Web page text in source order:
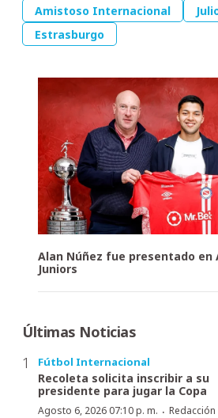
Amistoso Internacional
Estrasburgo
Alan Núñez fue presentado en
Juniors
Últimas Noticias
Fútbol Internacional
Recoleta solicita inscribir a su
presidente para jugar la Copa
Agosto 6, 2026 07:10 p. m. · Redacción